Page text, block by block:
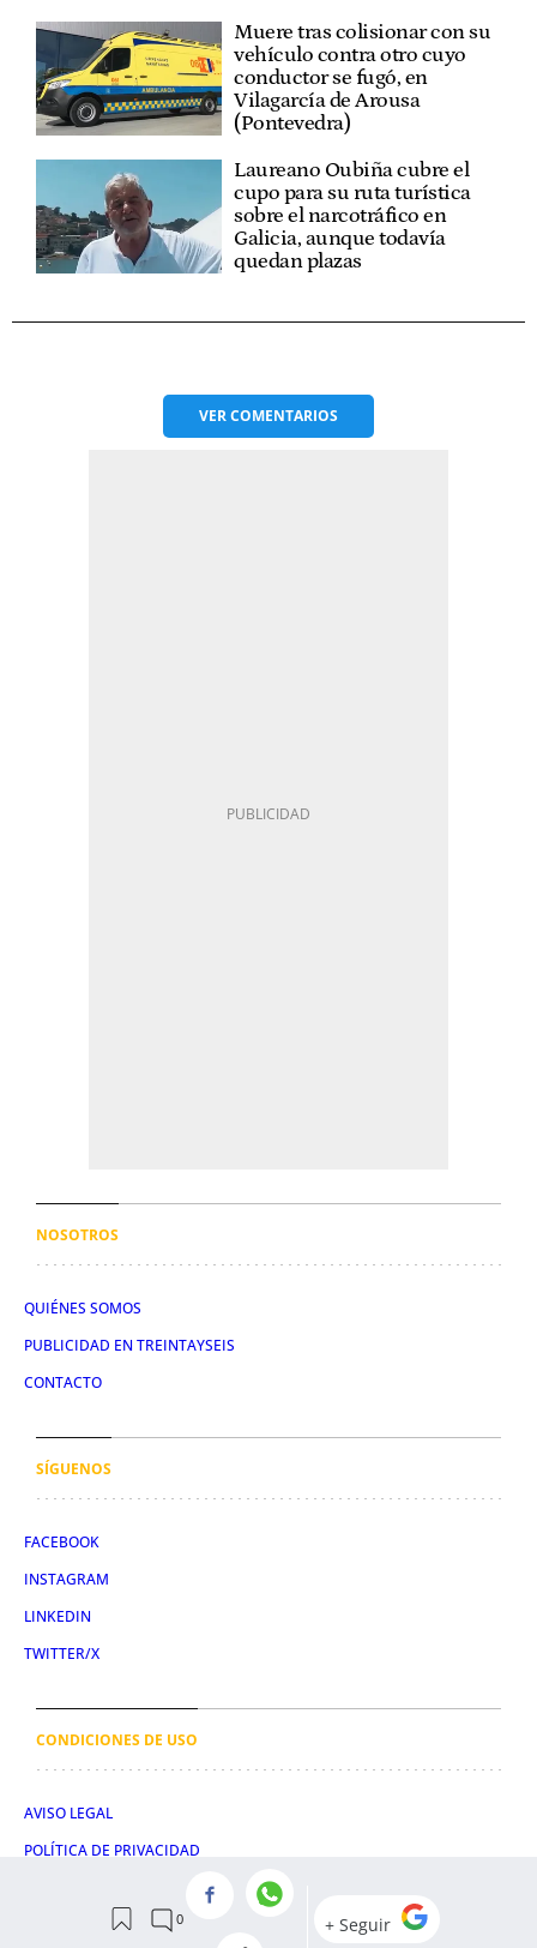
Muere tras colisionar con su
vehículo contra otro cuyo
conductor se fugó, en
Vilagarcía de Arousa
(Pontevedra)
Laureano Oubiña cubre el
cupo para su ruta turística
sobre el narcotráfico en
Galicia, aunque todavía
quedan plazas
VERCOMENTARIOS
NOSOTROS
QUIÉNES SOMOS
PUBLICIDAD EN TREINTAYSEIS
CONTACTO
SÍGUENOS
FACEBOOK
INSTAGRAM
LINKEDIN
TWITTER/X
CONDICIONES DE USO
AVISO LEGAL
POLÍTICA DE PRIVACIDAD